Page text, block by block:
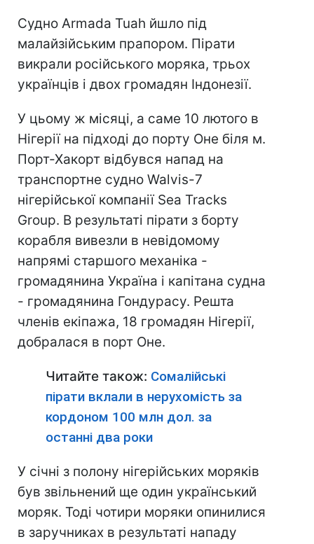
Судно Armada Tuah йшло під
малайзійським прапором. Пірати
викрали російського моряка, трьох
українців і двох громадян Індонезії.
У цьому ж місяці, а саме 10 лютого в
Нігерії на підході до порту Оне біля м.
Порт-Хакорт відбувся напад на
транспортне судно Walvis-7
нігерійської компанії Sea Tracks
Group. В результаті пірати з борту
корабля вивезли в невідомому
напрямі старшого механіка -
громадянина Україна і капітана судна
- громадянина Гондурасу. Решта
членів екіпажа, 18 громадян Нігерії,
добралася в порт Оне.
Читайте також: Сомалійські
пірати вклали в нерухомість за
кордоном 100 млн дол. за
останні два роки
У січні з полону нігерійських моряків
був звільнений ще один український
моряк. Тоді чотири моряки опинилися
в заручниках в результаті нападу